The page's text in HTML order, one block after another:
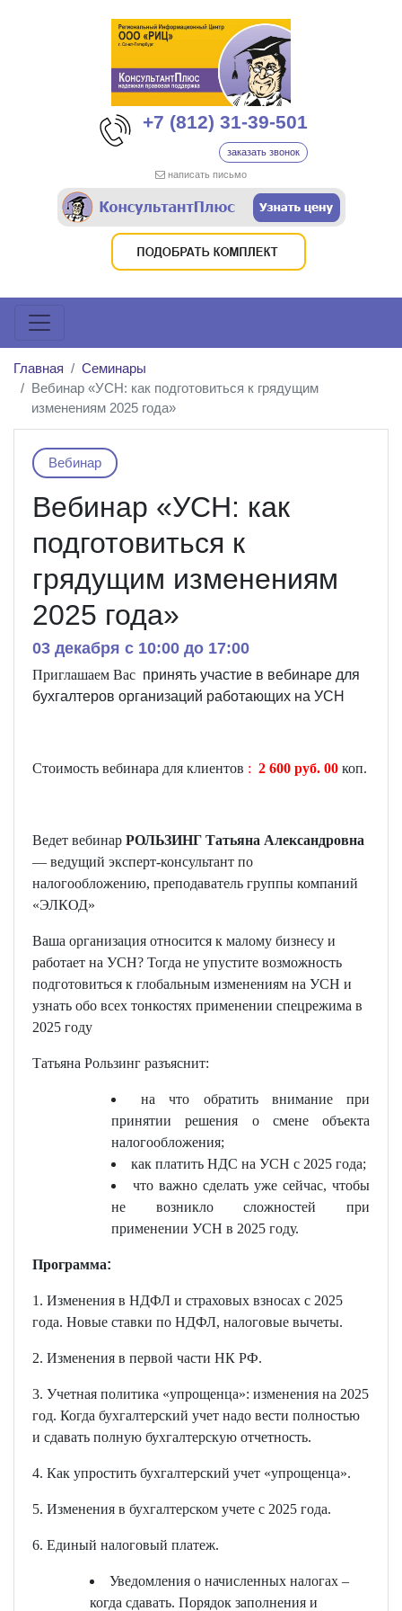
+7 (812) 31-39-501
заказать звонок
написать письмо
Главная
Семинары
Вебинар «УСН: как подготовиться к грядущим
изменениям 2025 года»
Вебинар
Вебинар «УСН: как
подготовиться к
грядущим изменениям
2025 года»
03 декабря c 10:00 до 17:00
Приглашаем Вас принять участие в вебинаре для
бухгалтеров организаций работающих на УСН
Стоимость вебинара для клиентов : 2 600 руб. 00 коп.
Ведет вебинар РОЛЬЗИНГ Татьяна Александровна
— ведущий эксперт-консультант по
налогообложению, преподаватель группы компаний
«ЭЛКОД»
Ваша организация относится к малому бизнесу и
работает на УСН? Тогда не упустите возможность
подготовиться к глобальным изменениям на УСН и
узнать обо всех тонкостях применении спецрежима в
2025 году
Татьяна Рользинг разъяснит:
на что обратить внимание при
принятии решения о смене объекта
налогообложения;
как платить НДС на УСН с 2025 года;
что важно сделать уже сейчас, чтобы
не возникло сложностей при
применении УСН в 2025 году.
Программа:
1. Изменения в НДФЛ и страховых взносах с 2025
года. Новые ставки по НДФЛ, налоговые вычеты.
2. Изменения в первой части НК РФ.
3. Учетная политика «упрощенца»: изменения на 2025
год. Когда бухгалтерский учет надо вести полностью
и сдавать полную бухгалтерскую отчетность.
4. Как упростить бухгалтерский учет «упрощенца».
5. Изменения в бухгалтерском учете с 2025 года.
6. Единый налоговый платеж.
Уведомления о начисленных налогах –
когда сдавать. Порядок заполнения и